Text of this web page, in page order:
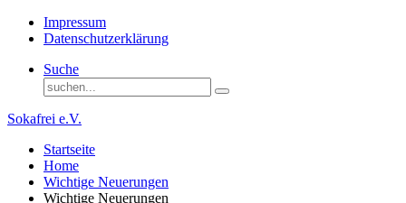
Impressum
Datenschutzerklärung
Suche
Sokafrei e.V.
Startseite
Home
Wichtige Neuerungen
Wichtige Neuerungen